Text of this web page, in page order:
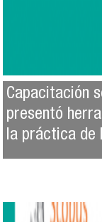
Capacitación
presentó
la práctica de